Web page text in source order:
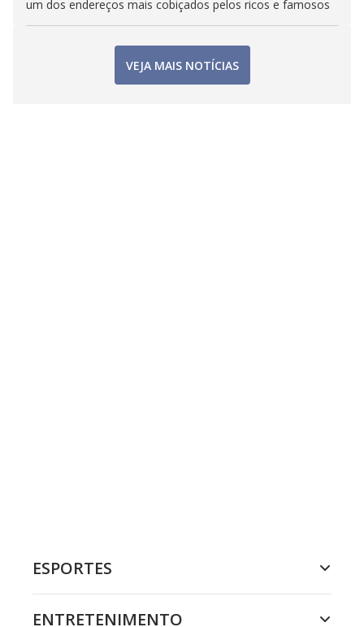
um dos endereços mais cobiçados pelos ricos e famosos
VEJA MAIS NOTÍCIAS
ESPORTES
ENTRETENIMENTO